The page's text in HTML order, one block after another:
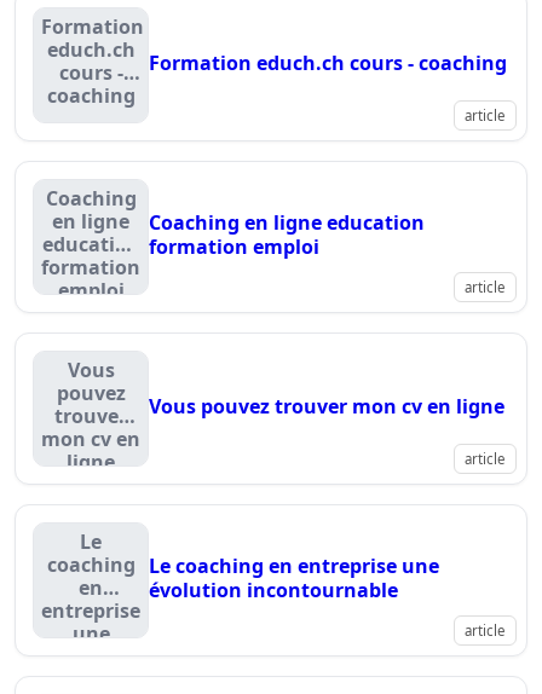
Formation
educh.ch
cours -
coaching
Formation educh.ch cours - coaching
article
Coaching
en ligne
education
formation
emploi
Coaching en ligne education
formation emploi
article
Vous
pouvez
trouver
mon cv en
ligne
Vous pouvez trouver mon cv en ligne
article
Le
coaching
en
entreprise
une
évolution
incontournable
Le coaching en entreprise une
évolution incontournable
article